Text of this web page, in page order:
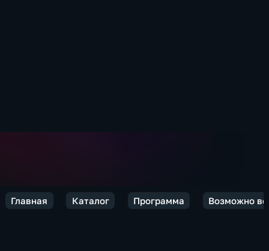
Главная Каталог Программа Возможно